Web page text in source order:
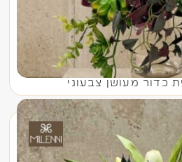
כדור מעושן צבעוני